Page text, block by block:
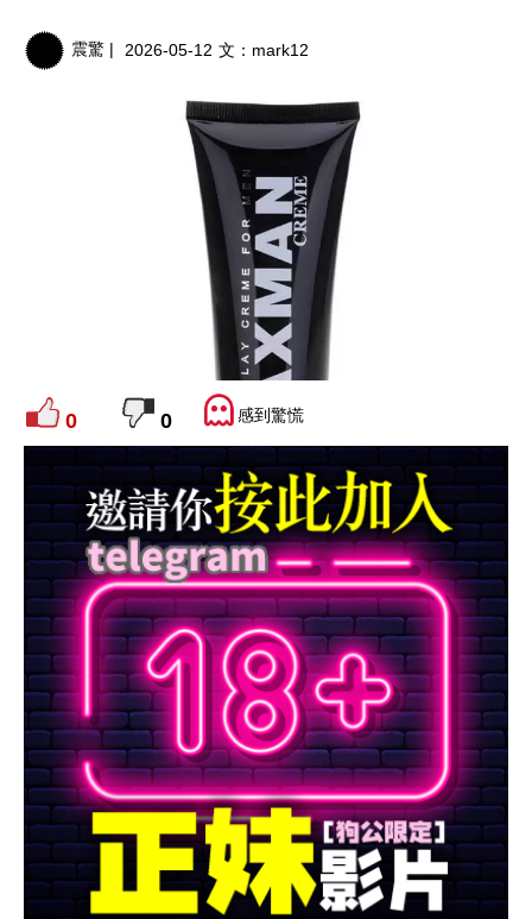
震驚 | 2026-05-12 文： mark12
0 0 感到驚慌